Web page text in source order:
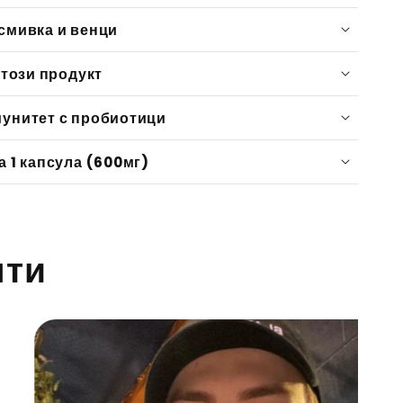
и венци
продукт
лош дъх
постоянен лош вкус в устата
който иска да има добра орална
с пробиотици
1 капсула (600мг)
salivarius – 25 мг
paracasei – 25 мг
пребиотични фибри: 100 мг
– 400 мг
устойчива капсула